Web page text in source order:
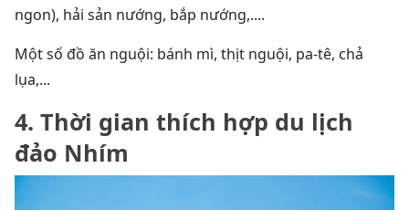
ngon), hải sản nướng, bắp nướng,....
Một số đồ ăn nguội: bánh mì, thịt nguội, pa-tê, chả
lụa,...
4. Thời gian thích hợp du lịch
đảo Nhím